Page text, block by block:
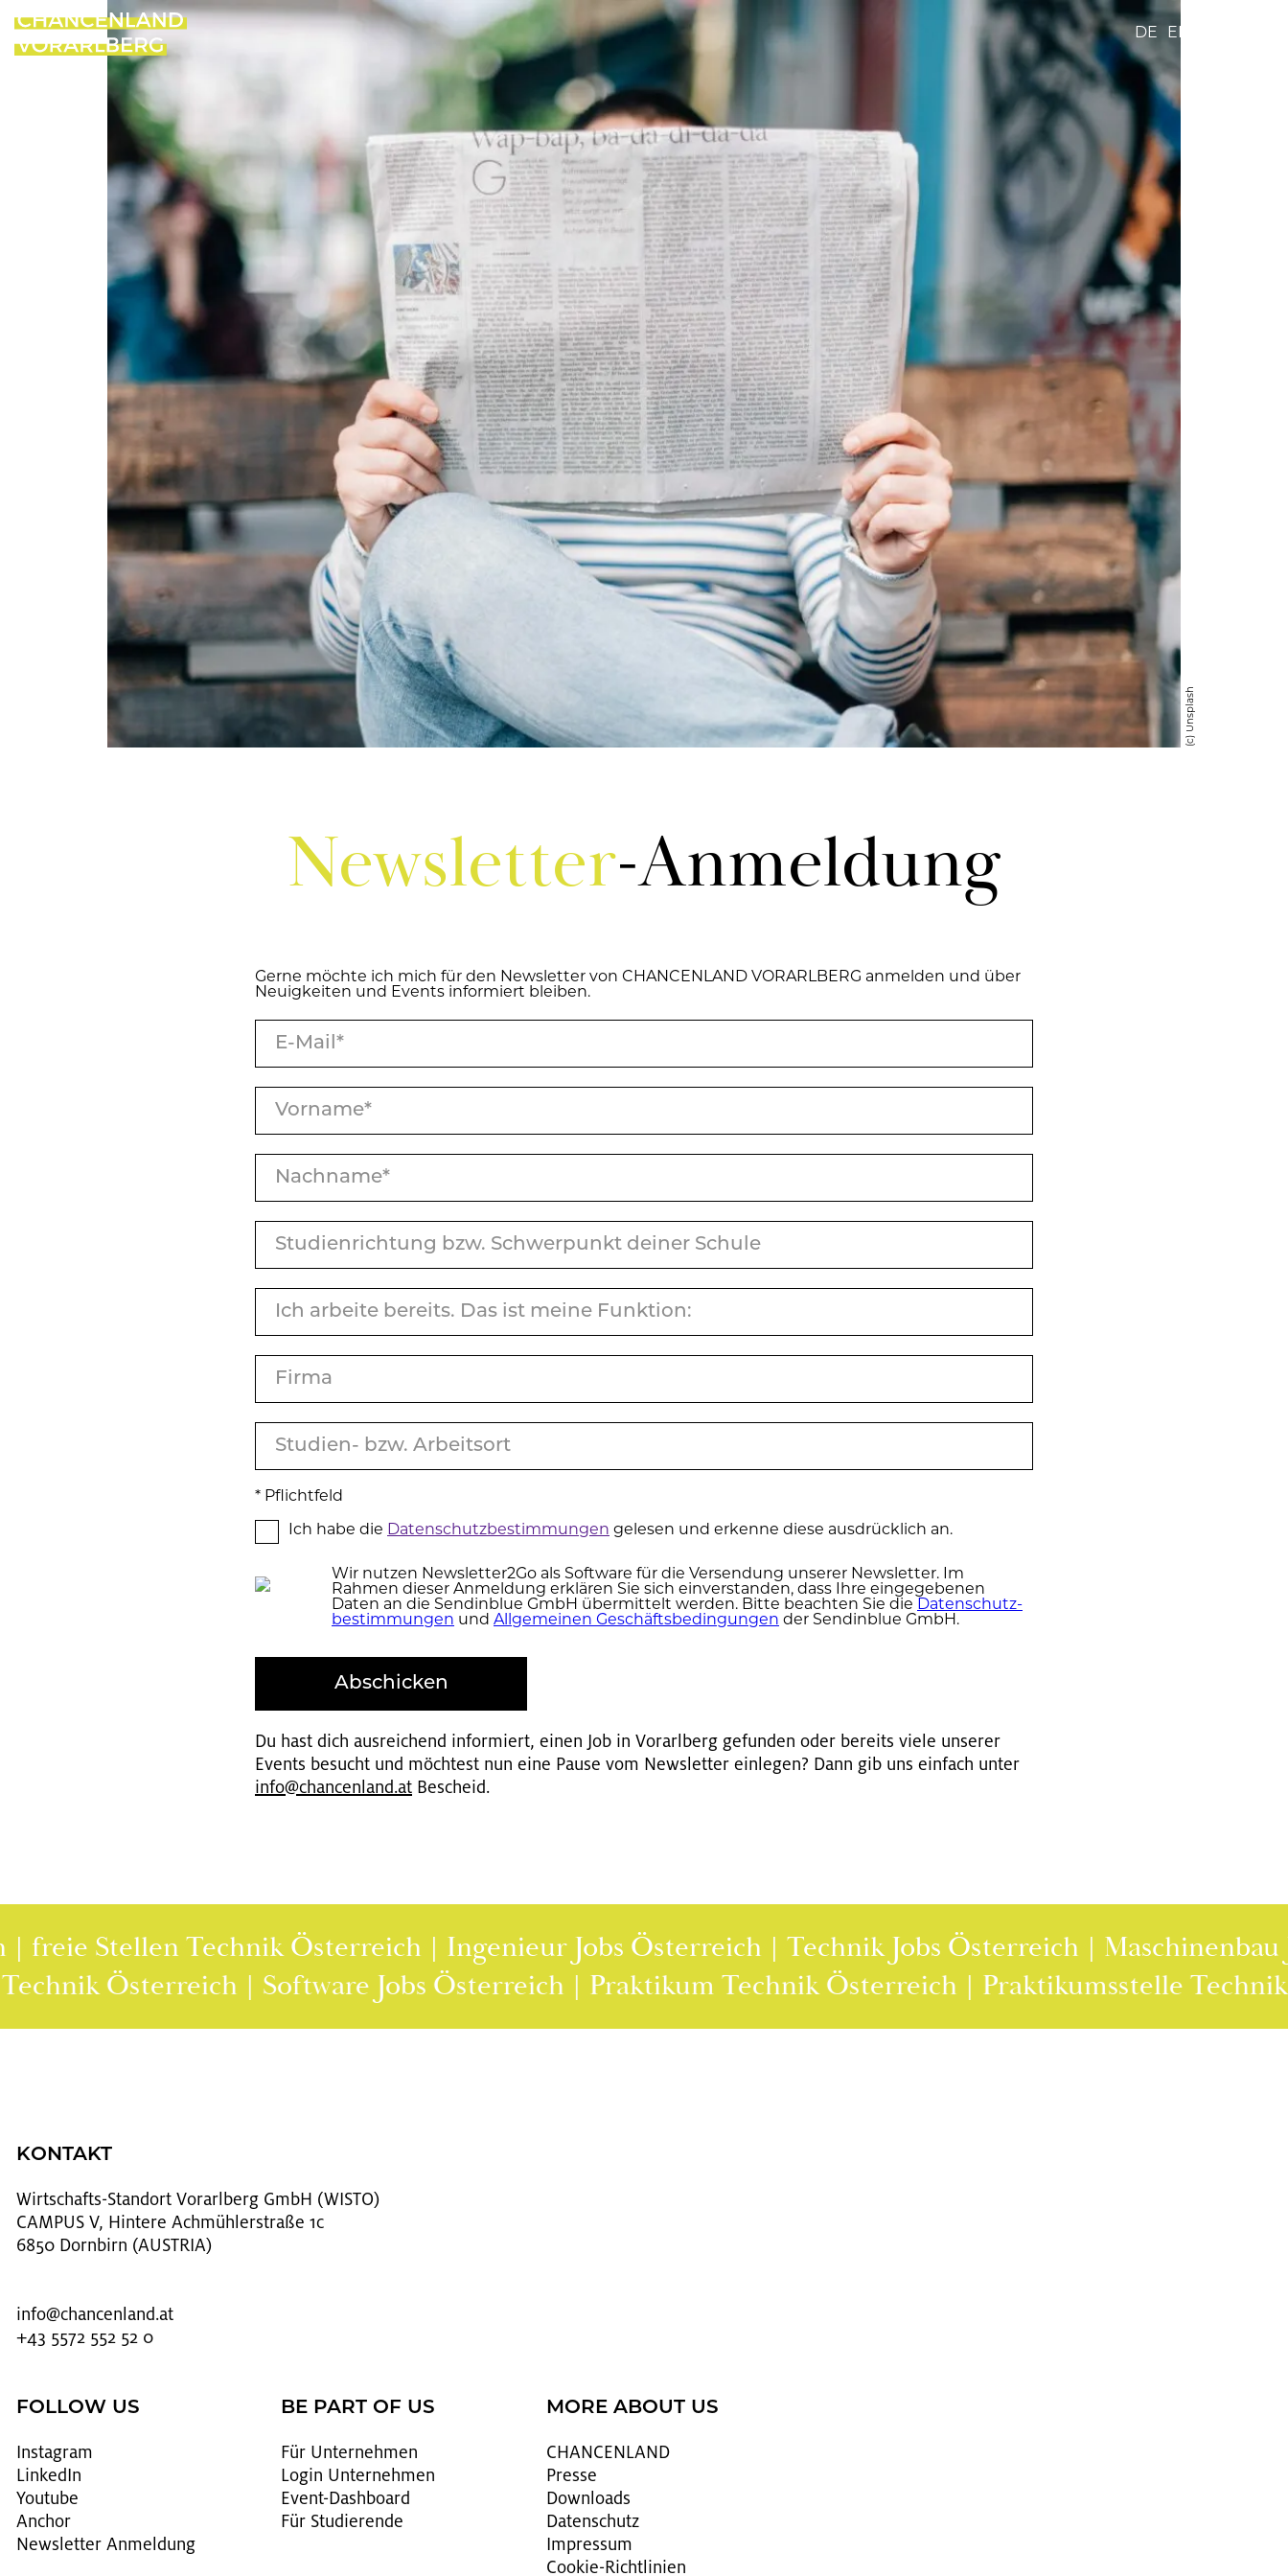
DE EN
(c) Unsplash
News­let­ter-An­mel­dung
Gerne möch­te ich mich für den News­let­ter von CHAN­CEN­LAND VOR­ARL­BERG an­mel­den und über
Neu­ig­kei­ten und Events in­for­miert blei­ben.
* Pflicht­feld
Ich habe die Da­ten­schutz­be­stim­mun­gen gelesen und erkenne diese ausdrücklich an.
Wir nutzen Newsletter2Go als Software für die Versendung unserer Newsletter. Im
Rahmen dieser Anmeldung erklären Sie sich einverstanden, dass Ihre eingegebenen
Daten an die Sendinblue GmbH übermittelt werden. Bitte beachten Sie die Da­ten­schutz­
be­stim­mun­gen und All­ge­mei­nen Ge­schäfts­be­din­gun­gen der Sendinblue GmbH.
Abschicken
Du hast dich aus­rei­chend in­for­miert, einen Job in Vor­arl­berg ge­fun­den oder be­reits viele un­se­rer
Events be­sucht und möch­test nun eine Pause vom News­let­ter ein­le­gen? Dann gib uns ein­fach unter
info@​chancenland.​at Be­scheid.
Stellen Technik Österreich | Ingenieur Jobs Österreich | Technik Jobs Österreich | Maschinenbau
| Software Jobs Österreich | Praktikum Technik Österreich |
KONTAKT
Wirt­schafts-Stand­ort Vor­arl­berg GmbH (WISTO)
CAMPUS V, Hintere Achmühlerstraße 1c
6850 Dornbirn (AUSTRIA)
info@​chancenland.​at
+43 5572 552 52 0
FOLLOW US
In­sta­gram
Lin­kedIn
You­tube
An­chor
News­let­ter An­mel­dung
BE PART OF US
Für Un­ter­neh­men
Login Un­ter­neh­men
Event-Da­sh­board
Für Stu­die­ren­de
MORE ABOUT US
CHAN­CEN­LAND
Pres­se
Down­loads
Da­ten­schutz
Im­pres­sum
Coo­kie-Richt­li­ni­en